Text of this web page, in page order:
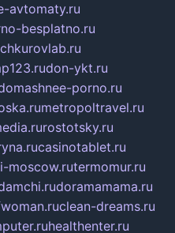
avtomaty.ru
besplatno.ru
don-ykt.ru
porno.ru
metropoltravel.ru
rostotsky.ru
casinotablet.ru
moscow.rutermomur.ru
doramamama.ru
clean-dreams.ru
healthenter.ru